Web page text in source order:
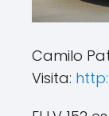
Camilo
Visita: